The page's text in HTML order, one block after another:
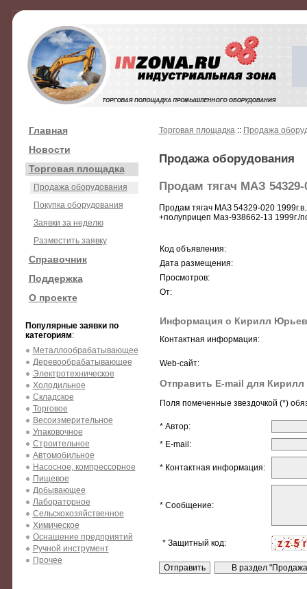
Главная
Новости
Торговая площадка
Продажа оборудования
Покупка оборудования
Заявки за неделю
Разместить заявку
Справочник
Поддержка
О проекте
Популярные заявки по
категориям:
Металлообрабатывающее
Деревообрабатывающее
Электротехническое
Холодильное
Складское
Торговое
Весоизмерительное
Упаковочное
Строительное
Автомобильное
Насосное, компрессорное
Пищевое
Добывающее
Лабораторное
Сельскохозяйственное
Химическое
Оснащение предприятий
Ручной инструмент
Прочее
Торговая площадка:: Продажа
Продажа оборудования
Продам тягач МАЗ 54329-
Продам тягач МАЗ 54329-020
+полуприцеп Маз-938662-13 1999г./
Код объявления:
Дата размещения:
Просмотров:
От:
Информация о Кирилл
Контактная информация:
Web-сайт:
Отправить E-mail для
Поля помеченные звездочкой (*)
* Автор:
* E-mail:
* Контактная информация:
* Сообщение:
* Защитный код: